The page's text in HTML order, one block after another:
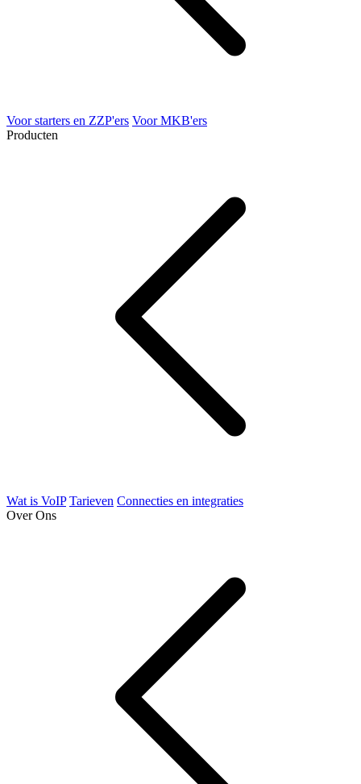
Voor starters en ZZP'ers Voor MKB'ers
Producten
Wat is VoIP Tarieven Connecties en integraties
Over Ons